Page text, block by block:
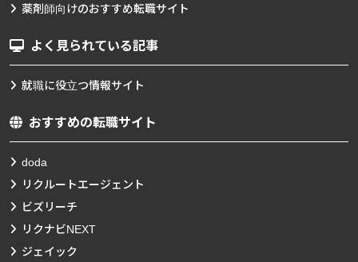
薬剤師向けのおすすめ転職サイト
よく見られている記事
就職に役立つ情報サイト
おすすめの転職サイト
doda
リクルートエージェント
ビズリーチ
リクナビNEXT
ジェイック